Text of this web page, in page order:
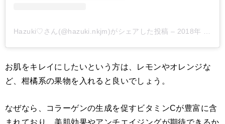
Hazuki♡さん(@hazuki.nkjm)がシェアした投稿 – 2018年 6月月26日午後11時08分PDT
お肌をキレイにしたいという方は、レモンやオレンジな
ど、柑橘系の果物を入れると良いでしょう。
なぜなら、コラーゲンの生成を促すビタミンCが豊富に含
まれており、美肌効果やアンチエイジングが期待できるか